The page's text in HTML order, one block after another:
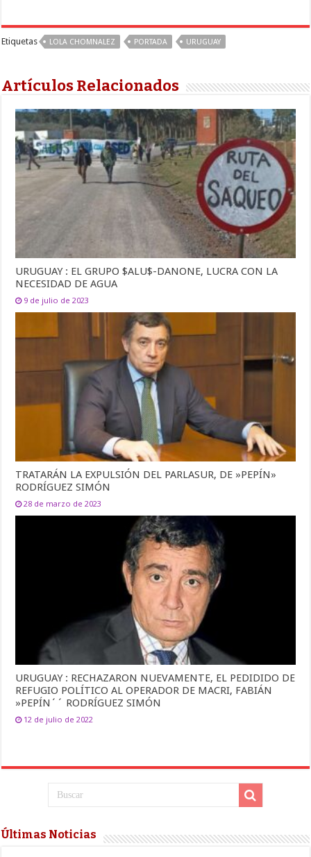
Etiquetas LOLA CHOMNALEZ PORTADA URUGUAY
Artículos Relacionados
URUGUAY : EL GRUPO $ALU$-DANONE, LUCRA CON LA
NECESIDAD DE AGUA
9 de julio de 2023
TRATARÁN LA EXPULSIÓN DEL PARLASUR, DE »PEPÍN»
RODRÍGUEZ SIMÓN
28 de marzo de 2023
URUGUAY : RECHAZARON NUEVAMENTE, EL PEDIDIDO DE
REFUGIO POLÍTICO AL OPERADOR DE MACRI, FABIÁN
»PEPÍN´´ RODRÍGUEZ SIMÓN
12 de julio de 2022
Últimas Noticias